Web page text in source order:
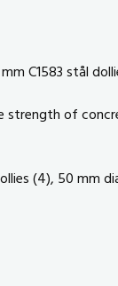
C1583 stål
strength of
(4), 50